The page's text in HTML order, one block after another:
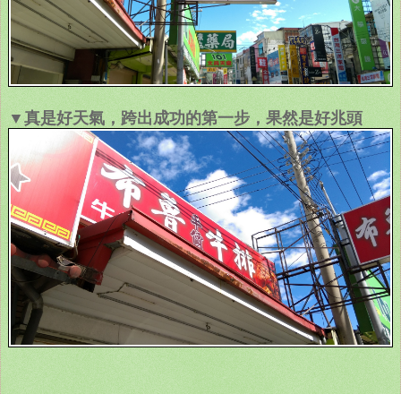
▼真是好天氣，跨出成功的第一步，果然是好兆頭